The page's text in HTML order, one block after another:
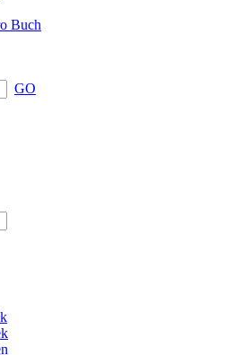
Buch
GO